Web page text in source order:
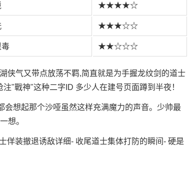
★★★★☆
★★★☆☆
毒 ★★☆☆☆
侠气又带点放荡不羁,简直就是为手握龙纹剑的道士
"戰神"这种二字ID 多少人在建号页面蹲到半夜！
想起那个沙哑虽然这样充满魔力的声音。少帅最
想。
佯装撤退诱敌详细- 收尾道士集体打防的瞬间- 硬是